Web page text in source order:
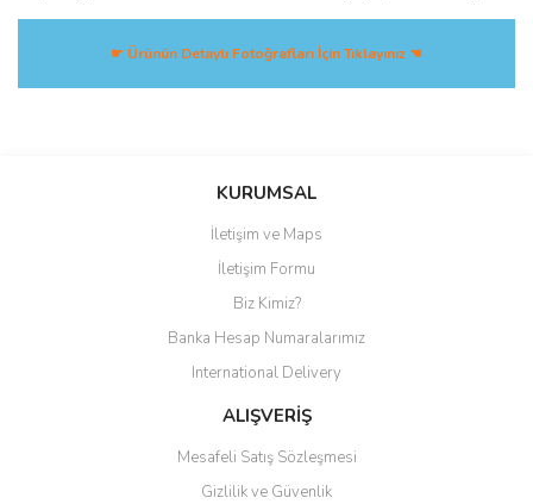
☛ Ürünün Detaylı Fotoğrafları İçin Tıklayınız ☚
Bu ürüne ilk yorumu siz yapın!
Yorum Yaz
KURUMSAL
İletişim ve Maps
İletişim Formu
Biz Kimiz?
Banka Hesap Numaralarımız
International Delivery
ALIŞVERİŞ
Mesafeli Satış Sözleşmesi
Gizlilik ve Güvenlik